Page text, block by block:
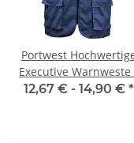
Portwest
Executive Warnweste -
two tone gelb / marine
12,67 € - 14,90 € *